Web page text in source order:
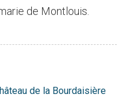
de Montlouis.
de la Bourdaisière